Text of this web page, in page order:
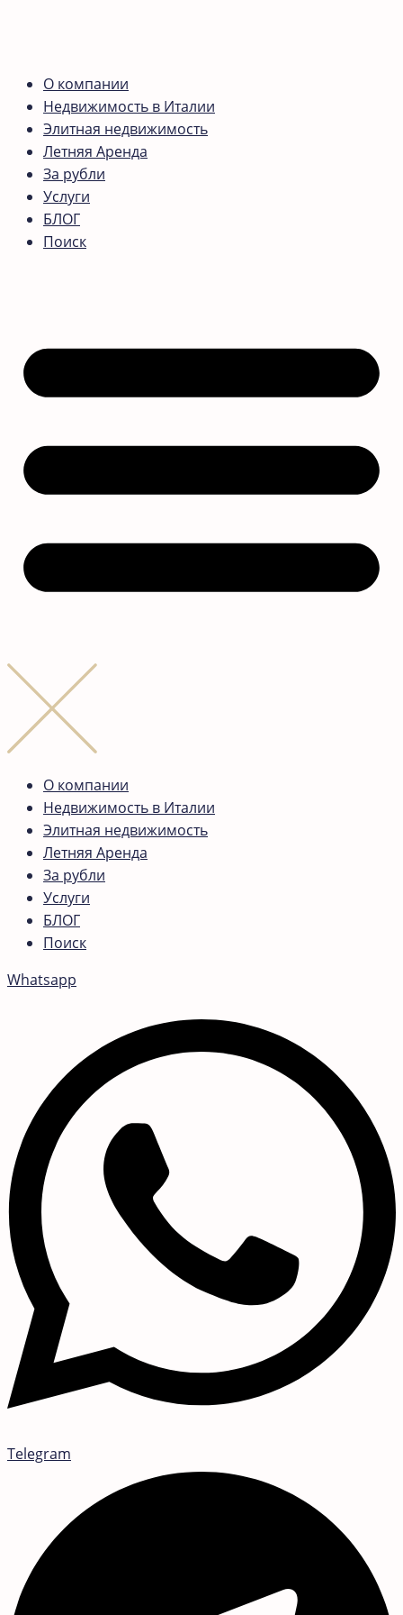
О компании
Недвижимость в Италии
Элитная недвижимость
Летняя Аренда
За рубли
Услуги
БЛОГ
Поиск
О компании
Недвижимость в Италии
Элитная недвижимость
Летняя Аренда
За рубли
Услуги
БЛОГ
Поиск
Whatsapp
Telegram